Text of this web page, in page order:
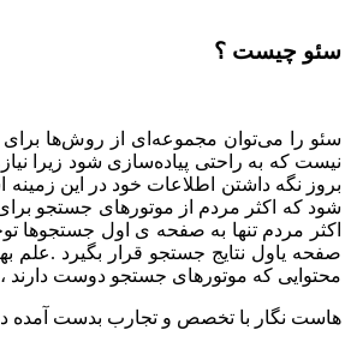
سئو چیست ؟
سئو را می‌توان مجموعه‌ای از روش‌ها برای
نیست که به راحتی پیاده‌سازی شود زیرا
بروز نگه داشتن اطلاعات خود در این
شود که اکثر مردم از موتورهای جستجو
اکثر مردم تنها به صفحه ی اول جستجوها
صفحه یاول نتایج جستجو قرار بگیرد
محتوایی که موتورهای جستجو دوست دارند
هاست نگار با تخصص و تجارب بدست آمده